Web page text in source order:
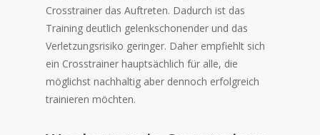
Crosstrainer das Auftreten. Dadurch ist das
Training deutlich gelenkschonender und das
Verletzungsrisiko geringer. Daher empfiehlt sich
ein Crosstrainer hauptsächlich für alle, die
möglichst nachhaltig aber dennoch erfolgreich
trainieren möchten.